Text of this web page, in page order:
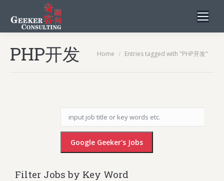
PHP开发 You are here:
Home Entries tagged with "PHP开发"
Filter Jobs by Key Word